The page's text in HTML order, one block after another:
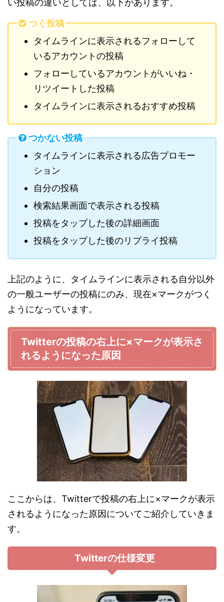
い投稿の違いとしては、以下があります。
つく投稿
タイムラインに表示されるフォローして
いるアカウントの投稿
フォローしているアカウントがいいね・
リツイートした投稿
タイムラインに表示されるおすすめ投稿
つかない投稿
タイムラインに表示される広告プロモー
ション
自分の投稿
検索結果画面で表示される投稿
投稿をタップした後の詳細画面
投稿をタップした後のリプライ投稿
上記のように、タイムラインに表示される自分以外
の一般ユーザーの投稿にのみ、現在×マークがつく
ようになっています。
Twitterの投稿の右上に×マークが表示さ
れるようになった原因
ここからは、Twitterで投稿の右上に×マークが表示
されるようになった原因についてご紹介していきま
す。
Twitterの仕様変更